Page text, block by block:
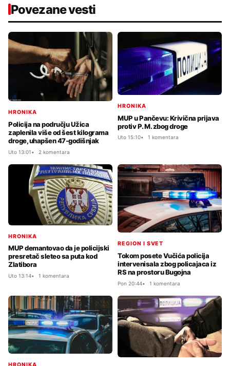
Povezane vesti
HRONIKA
Policija na području Užica
zaplenila više od šest kilograma
droge, uhapšen 47-godišnjak
Uto 13:01 2 komentara
HRONIKA
MUP u Pančevu: Krivična prijava
protiv P. M. zbog droge
Uto 15:10 1 komentara
HRONIKA
MUP demantovao da je policijski
presretač sleteo sa puta kod
Zlatibora
Uto 13:14 1 komentara
REGION I SVET
Tokom posete Vučića policija
intervenisala zbog policajaca iz
RS na prostoru Bugojna
Pon 20:44 1 komentara